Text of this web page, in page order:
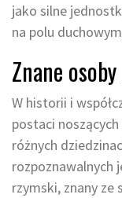
jako silne
na polu
Znane
W historii i
postaci
różnych
rozpoznawalnych
rzymski, znany ze